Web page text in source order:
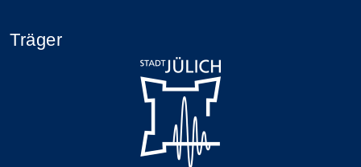
Träger